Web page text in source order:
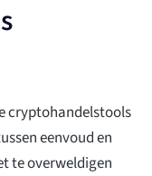
cryptohandelstools
eenvoud en
te overweldigen